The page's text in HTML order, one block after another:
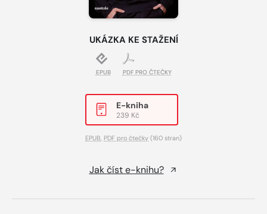
UKÁZKA KE STAŽENÍ
EPUB PDF PRO ČTEČKY
E-kniha
239 Kč
EPUB PDF pro čtečky (160 stran)
Jak číst e-knihu?